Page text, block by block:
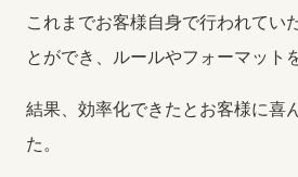
これまでお客様自身で行われてい
とができ、ルールやフォーマット
結果、効率化できたとお客様に喜
た。